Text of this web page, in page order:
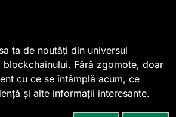
spre o depășire a pragului de
0,000005 dolari
STIRI
Regulamentul MiCA privind
serviciile crypto, obligatoriu de
ta de noutăți din universul
Fără zgomote, doar
cu ce se întâmplă acum, ce
și alte informații interesante.